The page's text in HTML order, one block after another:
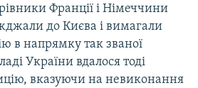
Франції і Німеччини
до Києва і вимагали
в напрямку так званої
України вдалося тоді
вказуючи на невиконання